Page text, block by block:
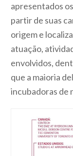
apresentados
partir de suas
origem e
atuação,
envolvidos,
que a maioria
incubadoras de